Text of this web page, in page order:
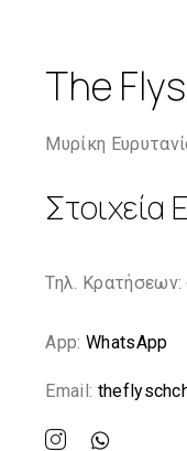
The
Μυρίκη
Στοιχεία
Τηλ.
App: WhatsApp
Email: